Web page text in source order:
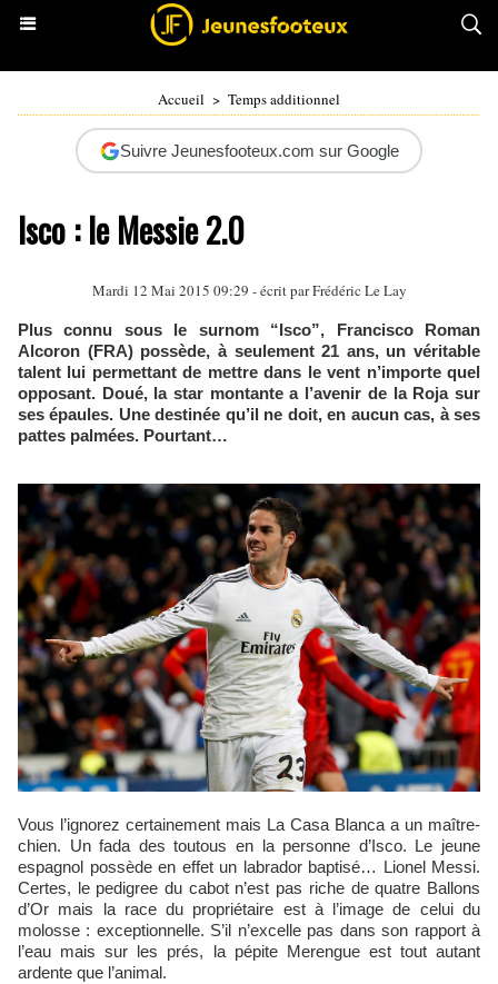
Accueil > Temps additionnel
Suivre Jeunesfooteux.com sur Google
Isco : le Messie 2.0
Mardi 12 Mai 2015 09:29 - écrit parFrédéric Le Lay
Plus connu sous le surnom “Isco”, Francisco Roman
Alcoron (FRA) possède, à seulement 21 ans, un véritable
talent lui permettant de mettre dans le vent n’importe quel
opposant. Doué, la star montante a l’avenir de la Roja sur
ses épaules. Une destinée qu’il ne doit, en aucun cas, à ses
pattes palmées. Pourtant…
Vous l’ignorez certainement mais La Casa Blanca a un maître-
chien. Un fada des toutous en la personne d’Isco. Le jeune
espagnol possède en effet un labrador baptisé… Lionel Messi.
Certes, le pedigree du cabot n’est pas riche de quatre Ballons
d’Or mais la race du propriétaire est à l’image de celui du
molosse : exceptionnelle. S’il n’excelle pas dans son rapport à
l’eau mais sur les prés, la pépite Merengue est tout autant
ardente que l’animal.